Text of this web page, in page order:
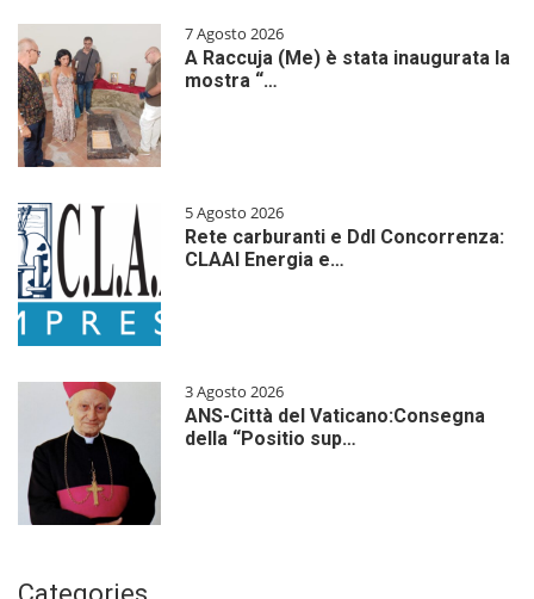
7 Agosto 2026
A Raccuja (Me) è stata inaugurata la
mostra “…
5 Agosto 2026
Rete carburanti e Ddl Concorrenza:
CLAAI Energia e…
3 Agosto 2026
ANS-Città del Vaticano:Consegna
della “Positio sup…